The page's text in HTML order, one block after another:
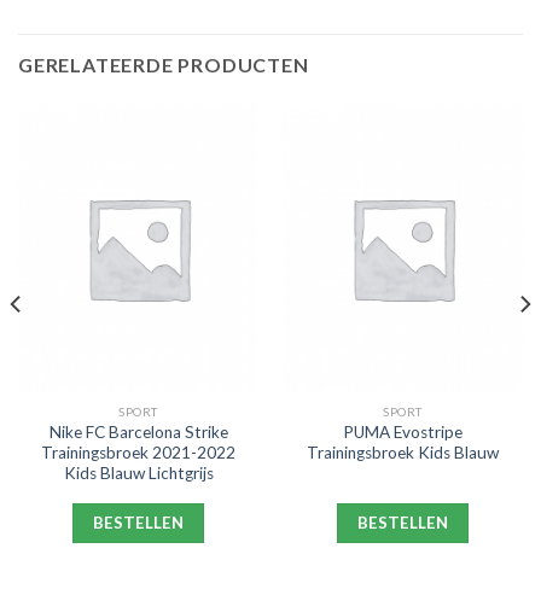
GERELATEERDE PRODUCTEN
SPORT
Nike FC Barcelona Strike
Trainingsbroek 2021-2022
Kids Blauw Lichtgrijs
BESTELLEN
SPORT
PUMA Evostripe
Trainingsbroek Kids Blauw
BESTELLEN